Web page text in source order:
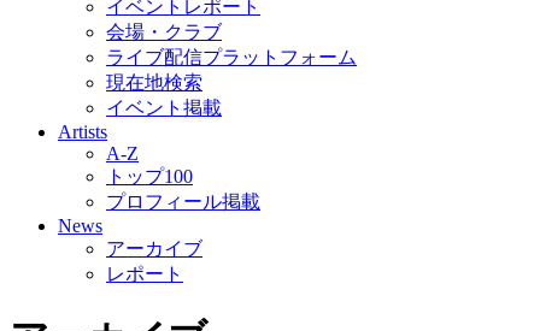
イベントレポート
会場・クラブ
ライブ配信プラットフォーム
現在地検索
イベント掲載
Artists
A-Z
トップ100
プロフィール掲載
News
アーカイブ
レポート